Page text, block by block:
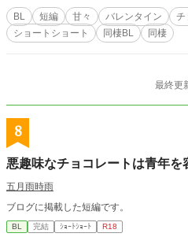
BL 短編 甘々 バレンタイン チ
ショートショート
同棲BL 同棲
最終更
8
悪趣味なチョコレートは青年
五月雨時雨
ブログに掲載した短編です。
BL 完結 ｼｮｰﾄｼｮｰﾄ R18